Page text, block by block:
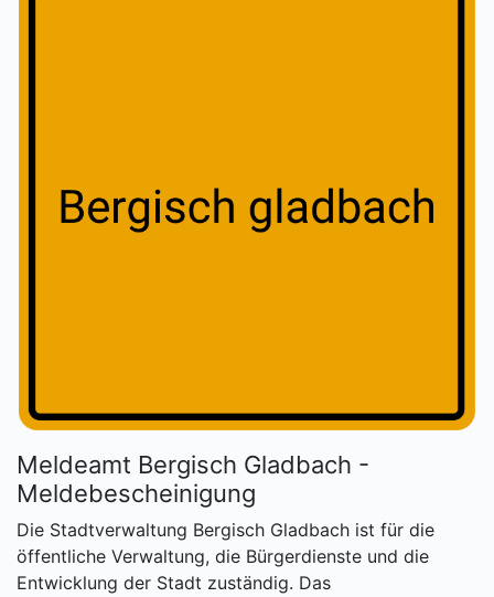
Meldeamt Bergisch Gladbach -
Meldebescheinigung
Die Stadtverwaltung Bergisch Gladbach ist für die
öffentliche Verwaltung, die Bürgerdienste und die
Entwicklung der Stadt zuständig. Das